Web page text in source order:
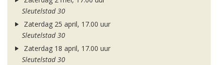
Sleutelstad 30
Zaterdag 25 april, 17.00 uur
Sleutelstad 30
Zaterdag 18 april, 17.00 uur
Sleutelstad 30